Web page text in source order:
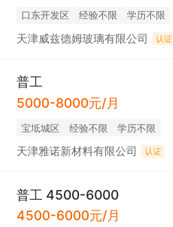
口东开发区 经验不限 学历不限
天津威兹德姆玻璃有限公司 认证
普工
5000-8000元/月
宝坻城区 经验不限 学历不限
天津雅诺新材料有限公司 认证
普工 4500-6000
4500-6000元/月